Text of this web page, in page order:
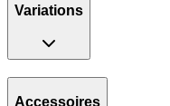
Variations
Accessoires